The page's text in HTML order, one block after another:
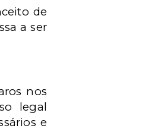
de
a ser
nos
legal
e